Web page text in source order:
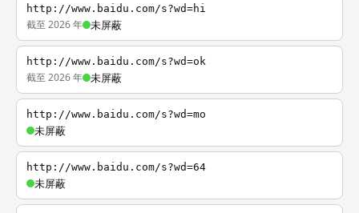
http://www.baidu.com/s?wd=hi
截至 2026 年 未屏蔽
http://www.baidu.com/s?wd=ok
截至 2026 年 未屏蔽
http://www.baidu.com/s?wd=mo
未屏蔽
http://www.baidu.com/s?wd=64
未屏蔽